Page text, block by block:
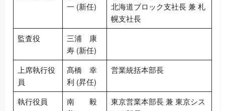
一 (新任)
北海道ブロック支社長 兼 札
幌支社長
監査役
三浦 康
寿 (新任)
上席執行役
員
髙橋 幸
利 (昇任)
営業統括本部長
執行役員
南 毅
東京営業本部長 兼 東京シス